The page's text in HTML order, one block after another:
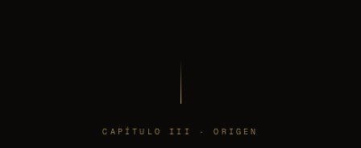
CAPÍTULO III · ORIGEN